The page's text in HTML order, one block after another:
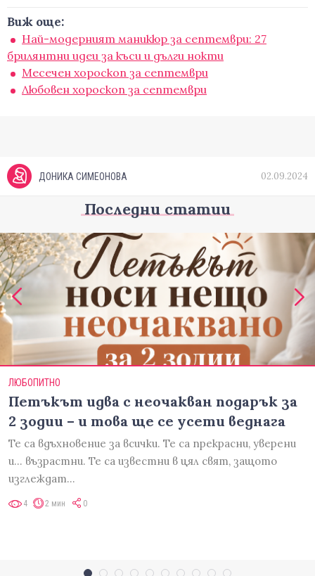
Виж още:
Най-модерният маникюр за септември: 27
брилянтни идеи за къси и дълги нокти
Месечен хороскоп за септември
Любовен хороскоп за септември
ДОНИКА СИМЕОНОВА 02.09.2024
Последни статии
ЛЮБОПИТНО
Петъкът идва с неочакван подарък за
2 зодии – и това ще се усети веднага
Те са вдъхновение за всички. Те са прекрасни, уверени
и... възрастни. Те са известни в цял свят, защото
изглеждат…
4 2 мин 0